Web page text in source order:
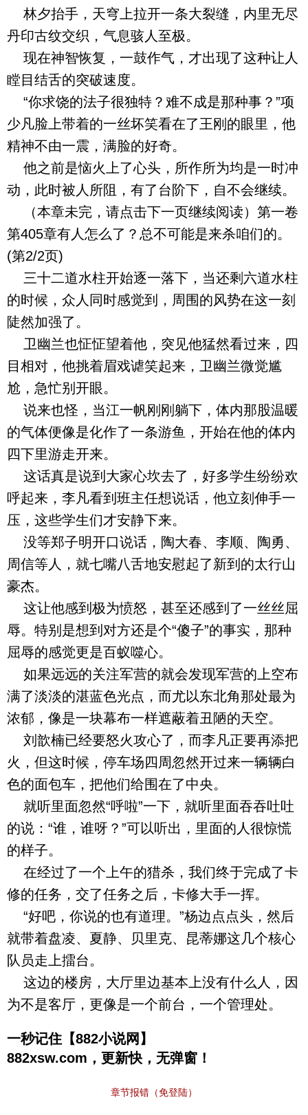
林夕抬手，天穹上拉开一条大裂缝，内里无尽
丹印古纹交织，气息骇人至极。
现在神智恢复，一鼓作气，才出现了这种让人
瞠目结舌的突破速度。
“你求饶的法子很独特？难不成是那种事？”项
少凡脸上带着的一丝坏笑看在了王刚的眼里，他
精神不由一震，满脸的好奇。
他之前是恼火上了心头，所作所为均是一时冲
动，此时被人所阻，有了台阶下，自不会继续。
（本章未完，请点击下一页继续阅读）第一卷
第405章有人怎么了？总不可能是来杀咱们的。
(第2/2页)
三十二道水柱开始逐一落下，当还剩六道水柱
的时候，众人同时感觉到，周围的风势在这一刻
陡然加强了。
卫幽兰也怔怔望着他，突见他猛然看过来，四
目相对，他挑着眉戏谑笑起来，卫幽兰微觉尴
尬，急忙别开眼。
说来也怪，当江一帆刚刚躺下，体内那股温暖
的气体便像是化作了一条游鱼，开始在他的体内
四下里游走开来。
这话真是说到大家心坎去了，好多学生纷纷欢
呼起来，李凡看到班主任想说话，他立刻伸手一
压，这些学生们才安静下来。
没等郑子明开口说话，陶大春、李顺、陶勇、
周信等人，就七嘴八舌地安慰起了新到的太行山
豪杰。
这让他感到极为愤怒，甚至还感到了一丝丝屈
辱。特别是想到对方还是个“傻子”的事实，那种
屈辱的感觉更是百蚁噬心。
如果远远的关注军营的就会发现军营的上空布
满了淡淡的湛蓝色光点，而尤以东北角那处最为
浓郁，像是一块幕布一样遮蔽着丑陋的天空。
刘歆楠已经要怒火攻心了，而李凡正要再添把
火，但这时候，停车场四周忽然开过来一辆辆白
色的面包车，把他们给围在了中央。
就听里面忽然“呼啦”一下，就听里面吞吞吐吐
的说：“谁，谁呀？”可以听出，里面的人很惊慌
的样子。
在经过了一个上午的猎杀，我们终于完成了卡
修的任务，交了任务之后，卡修大手一挥。
“好吧，你说的也有道理。”杨边点点头，然后
就带着盘凌、夏静、贝里克、昆蒂娜这几个核心
队员走上擂台。
这边的楼房，大厅里边基本上没有什么人，因
为不是客厅，更像是一个前台，一个管理处。
一秒记住【882小说网】
882xsw.com，更新快，无弹窗！
章节报错（免登陆）